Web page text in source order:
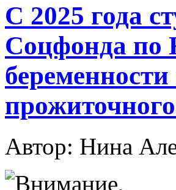
С 2025 года
Соцфонда по
Автор: Нина